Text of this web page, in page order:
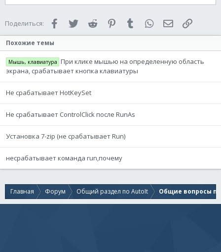
Поделиться: FacebookTwitter Reddit PinterestTumblr WhatsAppЭлектронная
Похожие темы
Мышь, клавиатура При клике мышью на определенную область
экрана, срабатывает кнопка клавиатуры
Не срабатывает HotKeySet
Не срабатывает ControlClick после RunAs
Установка 7-zip (не срабатывает Run)
несрабатывает команда run,почему
Главная Форум Общий раздел по AutoIt Общие вопросы